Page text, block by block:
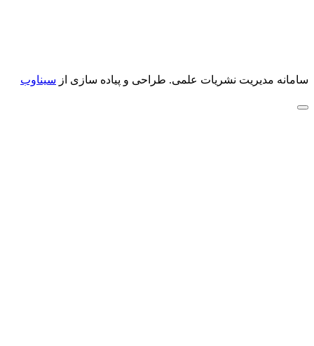
سامانه مدیریت نشریات علمی. طراحی و پیاده سازی از سیناوب